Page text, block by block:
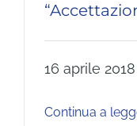
16 aprile 2018
Continua a